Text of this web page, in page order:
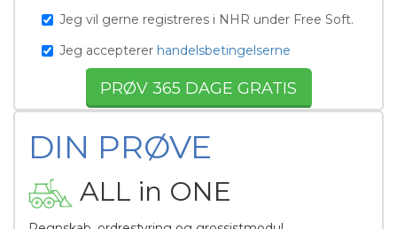
Jeg vil gerne registreres i NHR under Free Soft.
Jeg accepterer handelsbetingelserne
DIN PRØVE
ALL in ONE